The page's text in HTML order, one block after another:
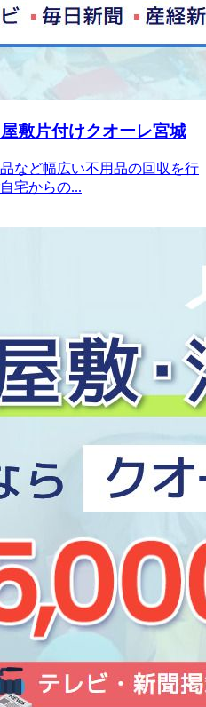
敷片付けクオーレ宮城
など幅広い不用品の回収を行
宅からの...